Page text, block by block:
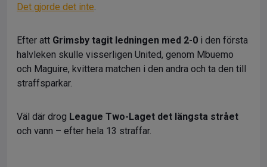
Det gjorde det inte.
Efter att Grimsby tagit ledningen med 2-0 i den första
halvleken skulle visserligen United, genom Mbuemo
och Maguire, kvittera matchen i den andra och ta den till
straffsparkar.
Väl där drog League Two-Laget det längsta strået
och vann – efter hela 13 straffar.